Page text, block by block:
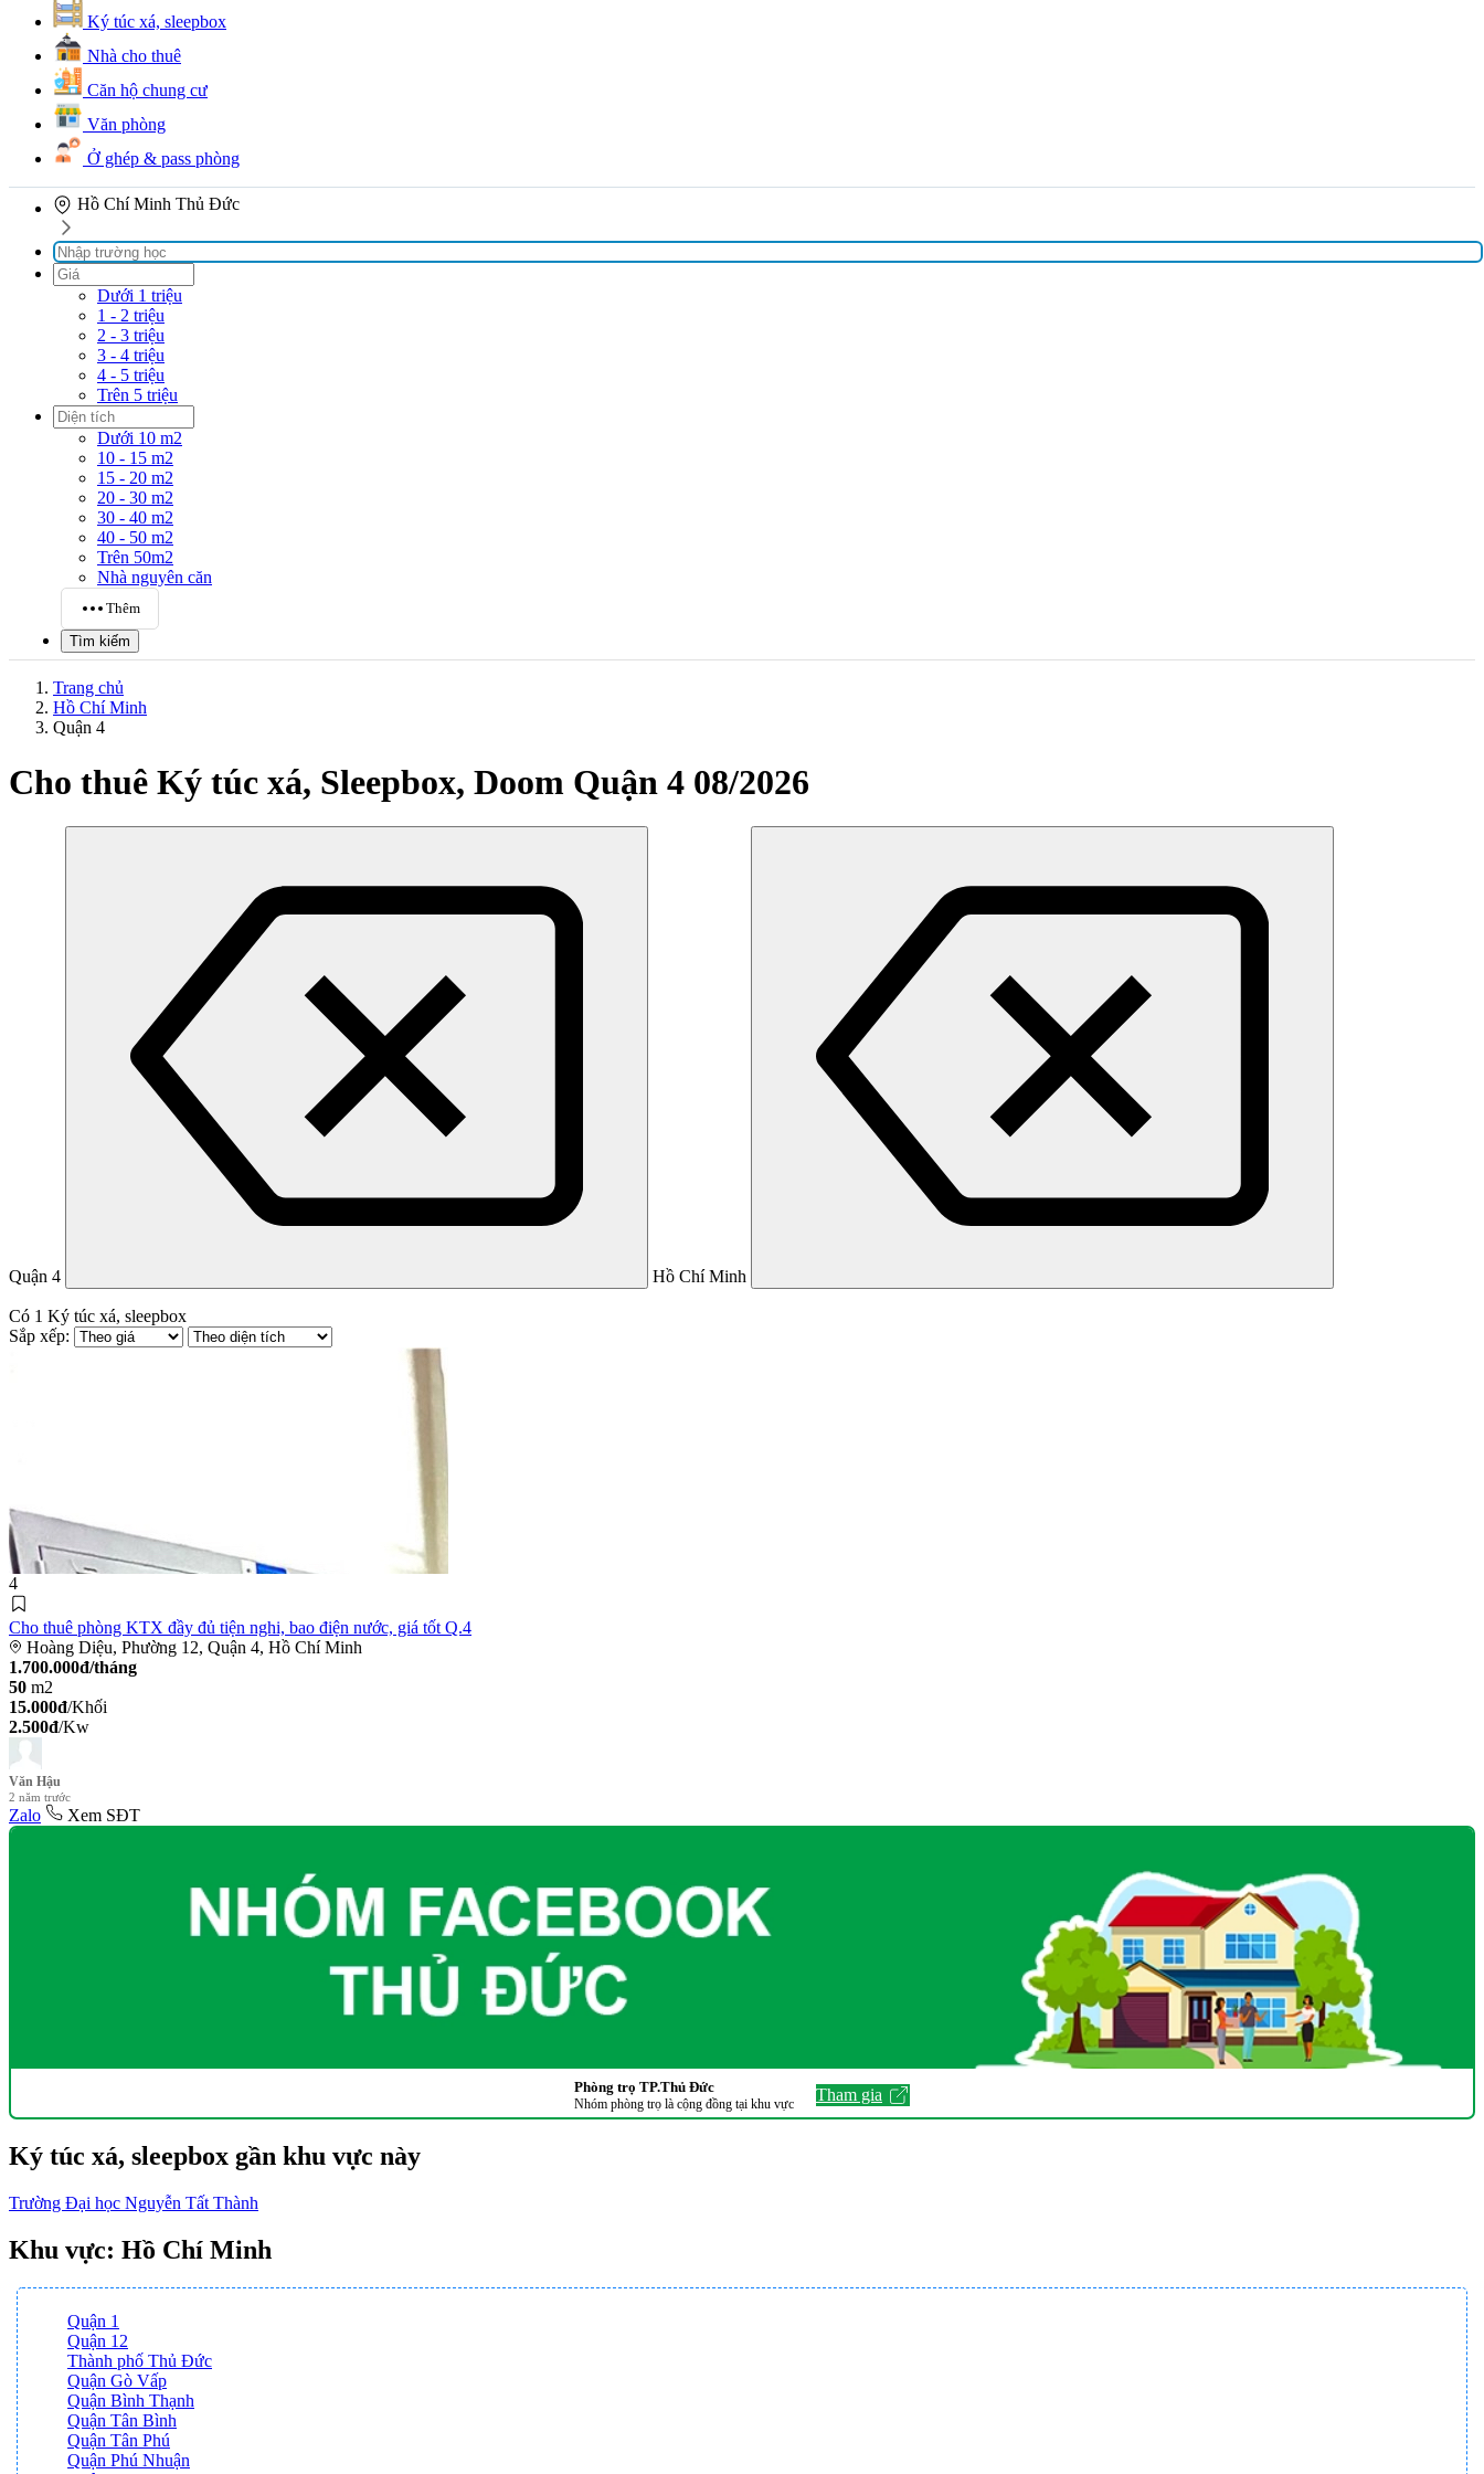
Ký túc xá, sleepbox
Nhà cho thuê
Căn hộ chung cư
Văn phòng
Ở ghép & pass phòng
Hồ Chí Minh Thủ Đức
Dưới 1 triệu
1 - 2 triệu
2 - 3 triệu
3 - 4 triệu
4 - 5 triệu
Trên 5 triệu
Dưới 10 m2
10 - 15 m2
15 - 20 m2
20 - 30 m2
30 - 40 m2
40 - 50 m2
Trên 50m2
Nhà nguyên căn
Thêm
Tìm kiếm
Trang chủ
Hồ Chí Minh
Quận 4
Cho thuê Ký túc xá, Sleepbox, Doom Quận 4 08/2026
Quận 4 Hồ Chí Minh
Có 1 Ký túc xá, sleepbox
Sắp xếp:
4
Cho thuê phòng KTX đầy đủ tiện nghi, bao điện nước, giá tốt Q.4
Hoàng Diệu, Phường 12, Quận 4, Hồ Chí Minh
1.700.000đ/tháng
50 m2
15.000đ/Khối
2.500đ/Kw
Văn Hậu
2 năm trước
Zalo Xem SĐT
Phòng trọ TP.Thủ Đức
Nhóm phòng trọ là cộng đồng tại khu vực Tham gia
Ký túc xá, sleepbox gần khu vực này
Trường Đại học Nguyễn Tất Thành
Khu vực: Hồ Chí Minh
Quận 1
Quận 12
Thành phố Thủ Đức
Quận Gò Vấp
Quận Bình Thạnh
Quận Tân Bình
Quận Tân Phú
Quận Phú Nhuận